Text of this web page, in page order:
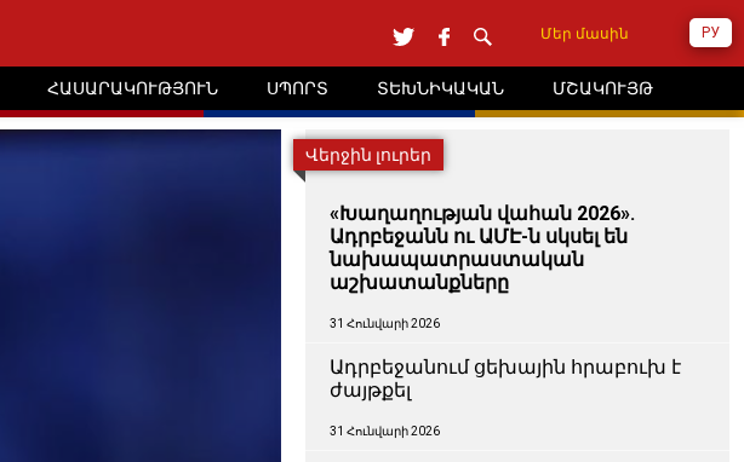
РУ
Մեր մասին
ՀԱՍԱՐԱԿՈՒԹՅՈՒՆ ՍՊՈՐՏ ՏԵԽՆԻԿԱԿԱՆ ՄՇԱԿՈՒՅԹ
Վերջին լուրեր
«Խաղաղության վահան 2026».
Ադրբեջանն ու ԱՄԷ-ն սկսել են
նախապատրաստական ​​
աշխատանքները
31 Հունվարի 2026
Ադրբեջանում ցեխային հրաբուխ է
ժայթքել
31 Հունվարի 2026